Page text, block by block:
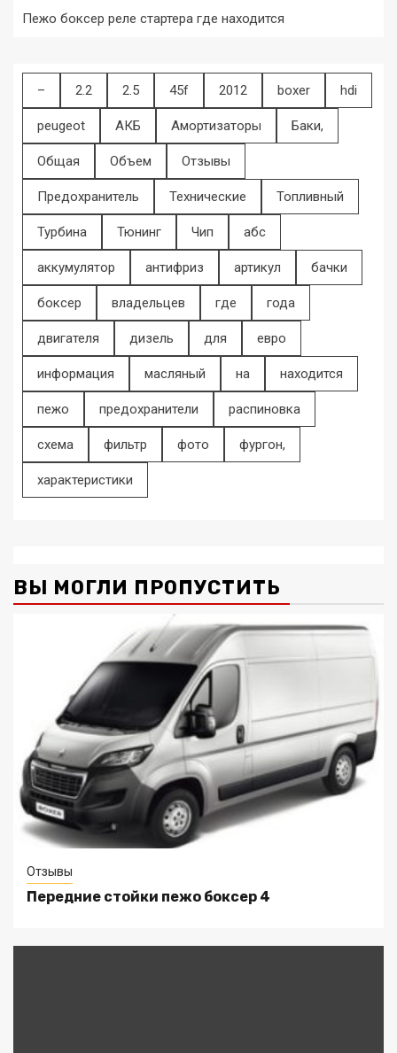
Пежо боксер реле стартера где находится
– 2.2 2.5 45f 2012 boxer hdi
peugeot АКБ Амортизаторы Баки,
Общая Объем Отзывы
Предохранитель Технические Топливный
Турбина Тюнинг Чип абс
аккумулятор антифриз артикул бачки
боксер владельцев где года
двигателя дизель для евро
информация масляный на находится
пежо предохранители распиновка
схема фильтр фото фургон,
характеристики
ВЫ МОГЛИ ПРОПУСТИТЬ
Отзывы
Передние стойки пежо боксер 4